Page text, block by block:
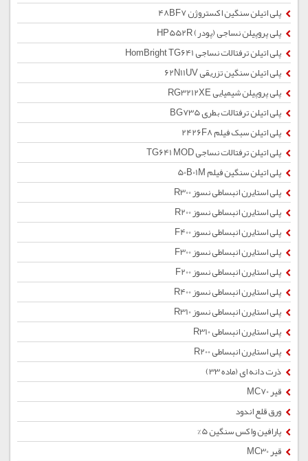
پلی اتیلن سنگین اکستروژن 48BF7
پلی پروپیلن نساجی (پودر) HP552R
پلی اتیلن ترفتالات نساجی HomBright TG641
پلی اتیلن سنگین تزریقی 62N11UV
پلی پروپیلن شیمیایی RG3212XE
پلی اتیلن ترفتالات بطری BG735
پلی اتیلن سبک فیلم 2426F8
پلی اتیلن ترفتالات نساجی TG641 MOD
پلی اتیلن سنگین فیلم 50B01M
پلی استایرن انبساطی نسوز R300
پلی استایرن انبساطی نسوز R200
پلی استایرن انبساطی نسوز F400
پلی استایرن انبساطی نسوز F300
پلی استایرن انبساطی نسوز F200
پلی استایرن انبساطی نسوز R400
پلی استایرن انبساطی نسوز R310
پلی استایرن انبساطی R310
پلی استایرن انبساطی R200
ذرت دانه ای (ماده 33)
قیر MC70
ورق قلع اندود
پارافین واکس سنگین 5%
قیر MC30